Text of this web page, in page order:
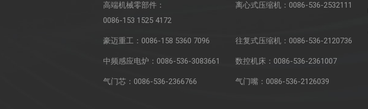
高端机械零部件：
0086-153 1525 4172
离心式压缩机：0086-536-2532111
豪迈重工：0086-158 5360 7096 往复式压缩机：0086-536-2120736
中频感应电炉：0086-536-3083661 数控机床：0086-536-2361007
气门芯：0086-536-2366766 气门嘴：0086-536-2126039